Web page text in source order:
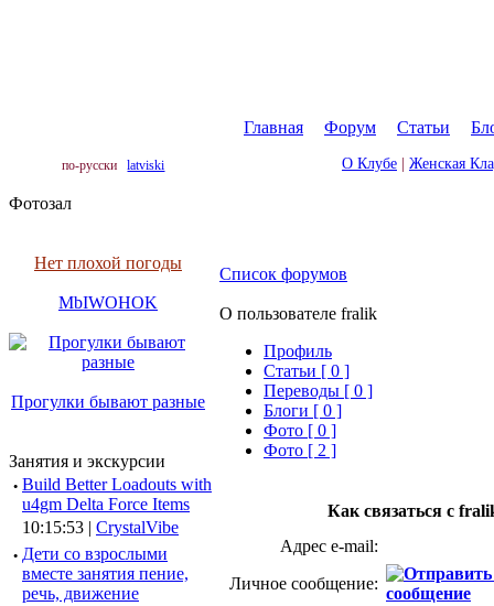
Главная Форум Статьи
по-русски latviski О Клубе Женская
Фотозал
Нет плохой погоды
MbIWOHOK
Прогулки бывают разные
Занятия и экскурсии
· Build Better Loadouts with
u4gm Delta Force Items
10:15:53 | CrystalVibe
· Дети со взрослыми
вместе занятия пение,
речь, движение
Список форумов
О пользователе fralik
Профиль
Cтатьи [ 0 ]
Переводы [ 0 ]
Блоги [ 0 ]
Фото [ 0 ]
Фото [ 2 ]
Как связаться с
Адрес e-mail:
Личное сообщение: